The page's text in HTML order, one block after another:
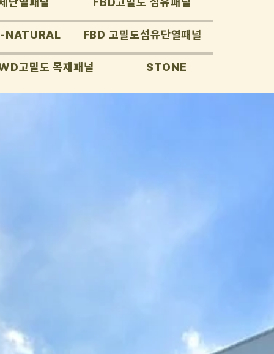
NATURAL FBD 고밀도섬유단열패널
고밀도 목재패널 STONE